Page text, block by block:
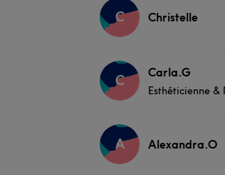
C Christelle
C Carla.G
Esthéticienne &
A Alexandra.O